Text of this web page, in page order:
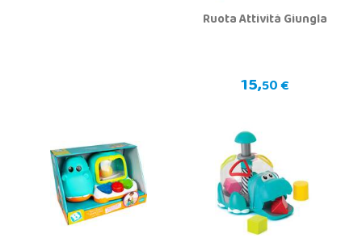
Ruota Attività Giungla
15,50 €